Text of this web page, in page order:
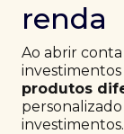
renda
Ao abrir conta
investimentos
produtos
investimentos.